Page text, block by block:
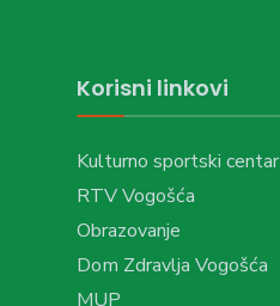
Korisni linkovi
Kulturno sportski centar
RTV Vogošća
Obrazovanje
Dom Zdravlja Vogošća
MUP